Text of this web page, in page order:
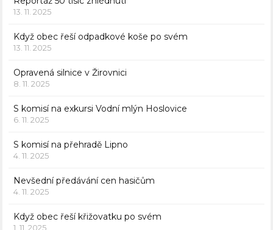
13. 11. 2025
Když obec řeší odpadkové koše po svém
13. 11. 2025
Opravená silnice v Žirovnici
8. 11. 2025
S komisí na exkursi Vodní mlýn Hoslovice
6. 11. 2025
S komisí na přehradě Lipno
4. 11. 2025
Nevšední předávání cen hasičům
4. 11. 2025
Když obec řeší křižovatku po svém
1. 11. 2025